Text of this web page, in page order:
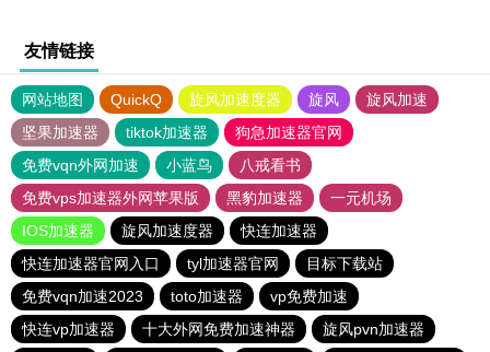
友情链接
网站地图 QuickQ 旋风加速度器 旋风
旋风加速
坚果加速器
tiktok加速器
狗急加速器官网
免费vqn外网加速
小蓝鸟
八戒看书
免费vps加速器外网苹果版
黑豹加速器
一元机场
IOS加速器
旋风加速度器
快连加速器
快连加速器官网入口
tyl加速器官网
目标下载站
免费vqn加速2023
toto加速器
vp免费加速
快连vp加速器
十大外网免费加速神器
旋风pvn加速器